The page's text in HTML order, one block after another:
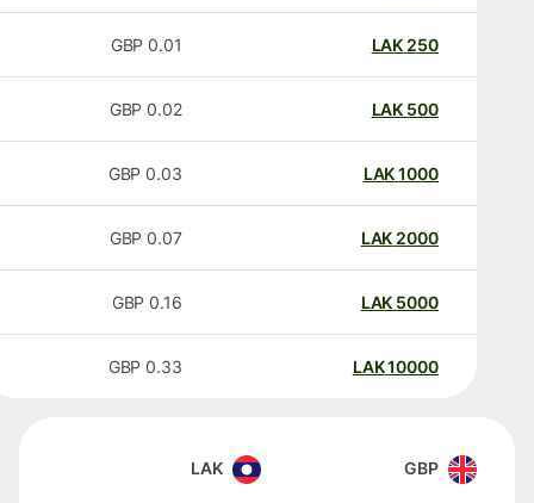
250
LAK
0.01
GBP
500
LAK
0.02
GBP
1000
LAK
0.03
GBP
2000
LAK
0.07
GBP
5000
LAK
0.16
GBP
10000
LAK
0.33
GBP
GBP
LAK